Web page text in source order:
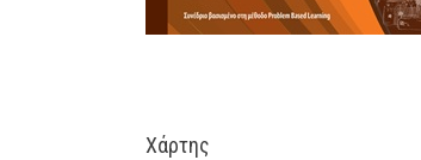
Χάρτης